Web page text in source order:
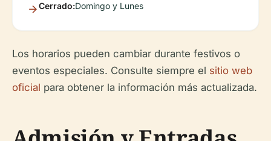
Cerrado:Domingo y Lunes
Los horarios pueden cambiar durante festivos o
eventos especiales. Consulte siempre el sitio web
oficial para obtener la información más actualizada.